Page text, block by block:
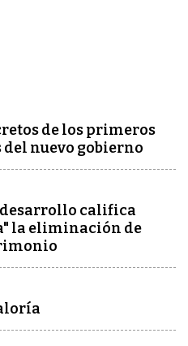
de los primeros
nuevo gobierno
califica
la eliminación de